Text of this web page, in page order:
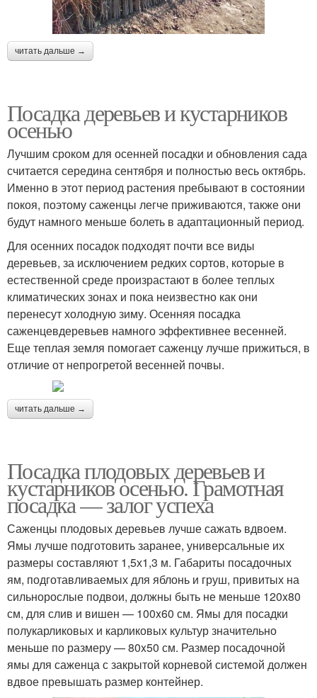
читать дальше →
Посадка деревьев и кустарников
осенью
Лучшим сроком для осенней посадки и обновления сада
считается середина сентября и полностью весь октябрь.
Именно в этот период растения пребывают в состоянии
покоя, поэтому саженцы легче приживаются, также они
будут намного меньше болеть в адаптационный период.
Для осенних посадок подходят почти все виды
деревьев, за исключением редких сортов, которые в
естественной среде произрастают в более теплых
климатических зонах и пока неизвестно как они
перенесут холодную зиму. Осенняя посадка
саженцевдеревьев намного эффективнее весенней.
Еще теплая земля помогает саженцу лучше прижиться, в
отличие от непрогретой весенней почвы.
читать дальше →
Посадка плодовых деревьев и
кустарников осенью. Грамотная
посадка — залог успеха
Саженцы плодовых деревьев лучше сажать вдвоем.
Ямы лучше подготовить заранее, универсальные их
размеры составляют 1,5х1,3 м. Габариты посадочных
ям, подготавливаемых для яблонь и груш, привитых на
сильнорослые подвои, должны быть не меньше 120x80
см, для слив и вишен — 100x60 см. Ямы для посадки
полукарликовых и карликовых культур значительно
меньше по размеру — 80x50 см. Размер посадочной
ямы для саженца с закрытой корневой системой должен
вдвое превышать размер контейнер.